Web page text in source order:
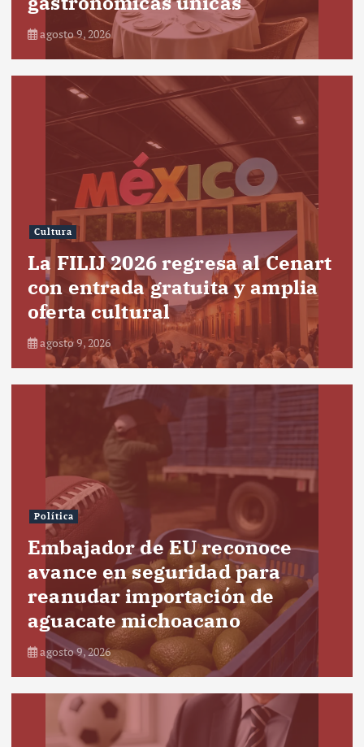
agosto 9, 2026
Cultura
La FILIJ 2026 regresa al Cenart
con entrada gratuita y amplia
oferta cultural
agosto 9, 2026
Política
Embajador de EU reconoce
avance en seguridad para
reanudar importación de
aguacate michoacano
agosto 9, 2026